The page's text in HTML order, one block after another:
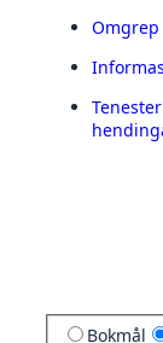
Omgrep
Bokmål